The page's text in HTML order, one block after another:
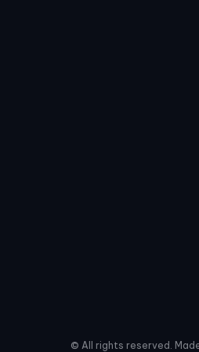
© All rights reserved.